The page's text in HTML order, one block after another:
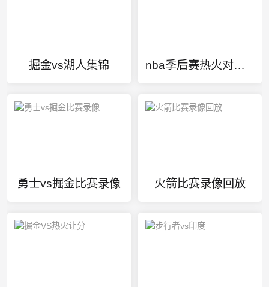
掘金vs湖人集锦 nba季后赛热火对凯尔特人直播
勇士vs掘金比赛录像 火箭比赛录像回放